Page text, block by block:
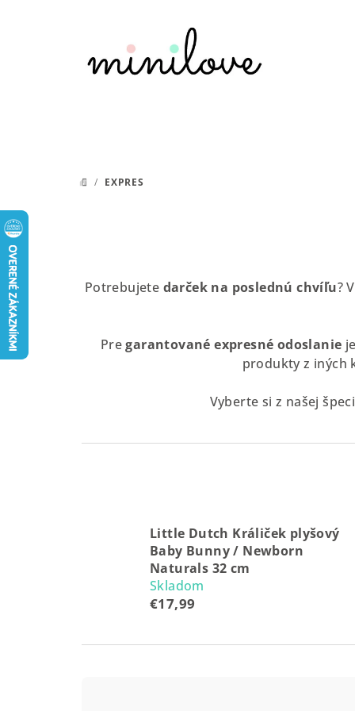
DOMOV
/ EXPRES
Potrebujete darček na poslednú chvíľu?
Pregarantované expresné odoslanie
produkty z iných
Vyberte si z našej
Little Dutch Králiček plyšový
Baby Bunny / Newborn
Naturals 32 cm
Skladom
€17,99